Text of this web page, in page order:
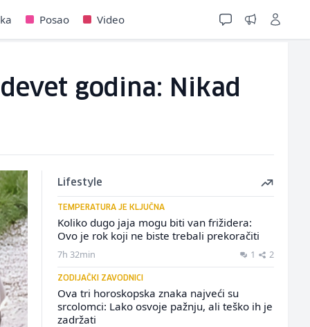
Posao Video
godina: Nikad
Lifestyle
TEMPERATURA JE KLJUČNA
Koliko dugo jaja mogu biti van frižidera:
Ovo je rok koji ne biste trebali prekoračiti
7h 32min 1 2
ZODIJAČKI ZAVODNICI
Ova tri horoskopska znaka najveći su
srcolomci: Lako osvoje pažnju, ali teško ih je
zadržati